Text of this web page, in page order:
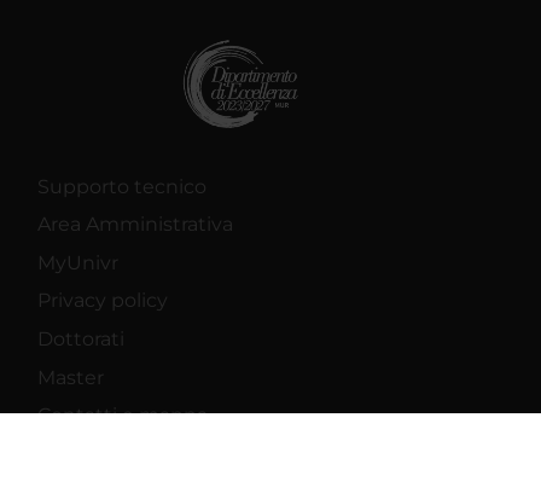
Supporto tecnico
Area Amministrativa
MyUnivr
Privacy policy
Dottorati
Master
Contatti e mappa